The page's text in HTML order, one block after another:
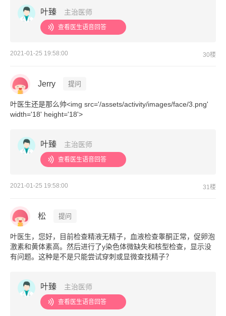
叶臻 主治医师
查看医生语音回答
2021-01-25 19:58:00 30楼
Jerry 提问
叶医生还是那么帅<img src='/assets/activity/images/face/3.png'
width='18' height='18'>
叶臻 主治医师
查看医生语音回答
2021-01-25 19:58:00 31楼
松 提问
叶医生，您好，目前检查精液无精子，血液检查睾酮正常，促卵泡
激素和黄体素高。然后进行了y染色体微缺失和核型检查，显示没
有问题。这种是不是只能尝试穿刺或显微查找精子？
叶臻 主治医师
查看医生语音回答